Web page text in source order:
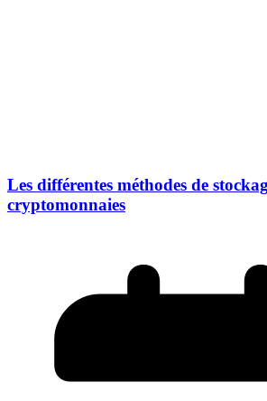
Les différentes méthodes de
cryptomonnaies